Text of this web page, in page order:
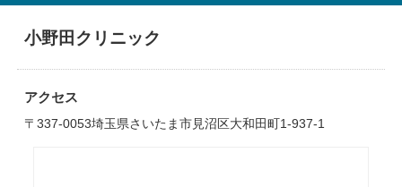
小野田クリニック
アクセス
〒337-0053埼玉県さいたま市見沼区大和田町1-937-1